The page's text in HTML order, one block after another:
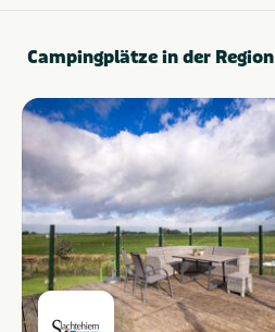
Campingplätze in der Region